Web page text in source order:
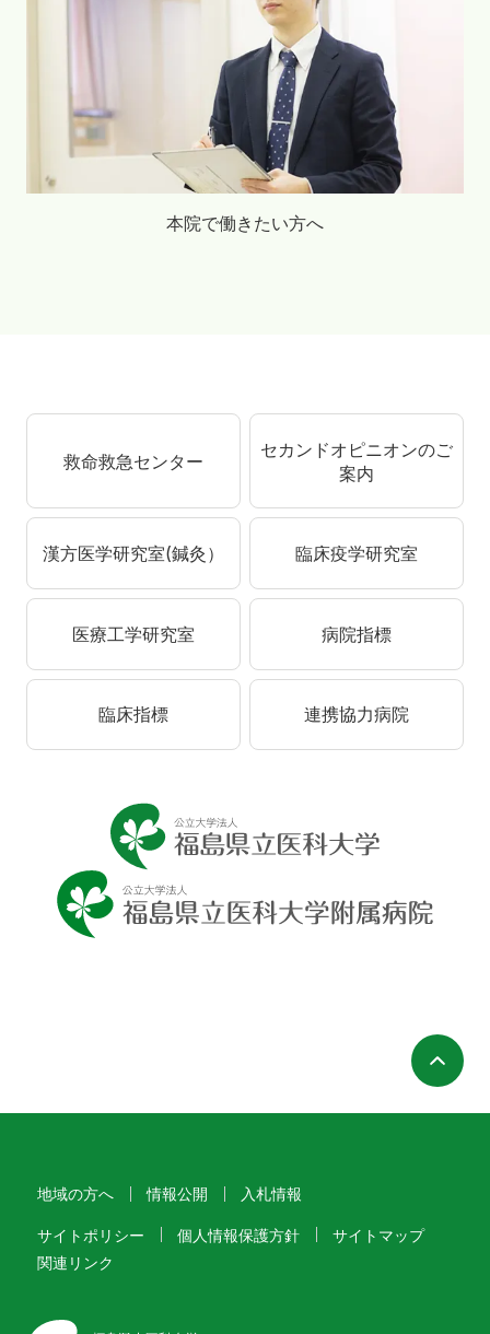
本院で働きたい方へ
救命救急センター
セカンドオピニオンのご
案内
漢方医学研究室(鍼灸） 臨床疫学研究室
医療工学研究室 病院指標
臨床指標 連携協力病院
地域の方へ 情報公開 入札情報
サイトポリシー 個人情報保護方針
サイトマップ
関連リンク